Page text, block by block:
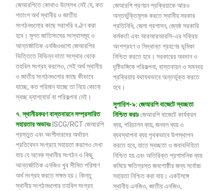
জেআরপিতে কোথাও উল্লেখ নেই যে, কত
শতাংশ অর্থ স্থানীয় ও জাতীয়
সংগঠনগুলোর কাছে সরাসরি বণ্ঠণ করা
হবে। মূলত জাতিসংঘের সংস্থাসমূহ ও
আন্তর্জাতিক এনজিওগুলো জেআরপির
ভিত্তিতে বিভিন্ন দাতা সংস্থার থেকে
তহবিল সংগ্রহ করলেও, সেই অর্থ স্থানীয়
ও জাতীয় সংগঠনগুলোর কাছে কীভাবে
যাচ্ছে, কত পরিমান যাচ্ছে তা নিয়ে কোনো
স্বচ্ছ ড্যাশবোর্ড বা পরিকল্পনা নেই।
৭.স্থানীয়করণবাস্তবায়নেসম্প্রসারিত
সহায়তারঅভাবঃ ISCG/RCT জেআরপি
প্রস্তুত এবং অংশীদারদের অর্থায়ন
প্রতিবেদন সংগ্রহে সহায়তা করলেও দেখা
যায় যে অনেক স্থানীয় সংগঠন ও কিছু
আন্তর্জাতিক এনজিও খুব সীমিত পরিমাণ
অর্থ সংগ্রহ করতে সক্ষম হয়। কিন্তু
স্থানীয় সংগঠনগুলোর তহবিল সংগ্রহ
জেআরপি প্রণয়ন প্রক্রিয়াকে আরও
অন্তর্ভুক্তিমূলক করতে স্থানীয় সরকার
প্রতিনিধি, জেলা প্রশাসন, জ্যেষ্ঠ সরকারি
কর্মকর্তা এবং আরআরআরসি-এর সক্রিয়
অংশগ্রহণ ও সিদ্ধান্ত গ্রহণের ভূমিকা
নিশ্চিত করতে হবে। সরকারের অবদান ও
দৃষ্টিভঙ্গিকে পরিকল্পনা, বাস্তবায়ন ও সমন্বয়
প্রক্রিয়ায় যথাযথভাবে অন্তর্ভুক্ত করতে
হবে।
সুপারিশ-৯: জেআরপি বাজেটে স্বচ্ছতা
নিশ্চিত করাঃজেআরপি বাজেটে কার্যক্রম
ব্যয়, পরিচালন ব্যয়, জনবল ব্যয় ও
ব্যবস্থাপনা ব্যয় পৃথকভাবে উপস্থাপন
করতে হবে, যাতে স্বচ্ছতা ও জবাবদিহিতা
নিশ্চিত হয় এবং অতিরিক্ত প্রশাসনিক ব্যয়
কমিয়ে ক্ষতিগ্রস্ত জনগোষ্ঠীর জন্য সর্বোচ্চ
সহায়তা নিশ্চিত করা যায়। একইসঙ্গে
স্থানীয় এনজিও, জাতীয় এনজিও,